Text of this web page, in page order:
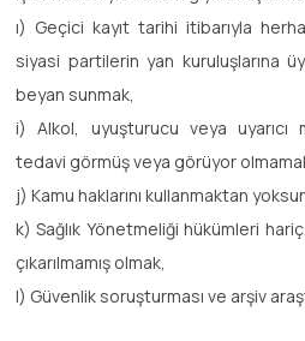
ı) Geçici kayıt tarihi itibarıyla
siyasi partilerin yan kuruluşlarına
beyan sunmak,
i) Alkol, uyuşturucu veya uyarıcı
tedavi görmüş veya görüyor
j) Kamu haklarını kullanmaktan
k) Sağlık Yönetmeliği hükümleri
çıkarılmamış olmak,
l) Güvenlik soruşturması ve arşiv